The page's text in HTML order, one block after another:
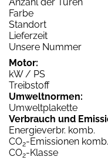
Farbe
Standort
Lieferzeit
Unsere Nummer
Motor:
kW / PS
Treibstoff
Umweltnormen:
Umweltplakette
Verbrauch und
Energieverbr. komb.
CO2-Emissionen komb.
CO2-Klasse